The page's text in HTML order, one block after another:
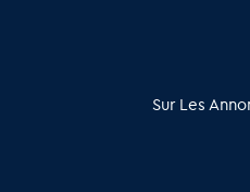
relation qualifiée conçu pour
Sur Les